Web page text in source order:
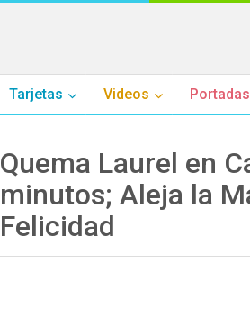
Tarjetas Videos Portadas
Quema Laurel en
minutos; Aleja la
Felicidad